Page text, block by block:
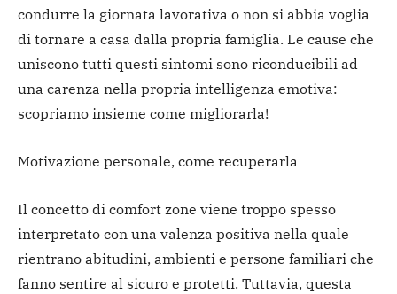
condurre la giornata lavorativa o non si abbia voglia
di tornare a casa dalla propria famiglia. Le cause che
uniscono tutti questi sintomi sono riconducibili ad
una carenza nella propria intelligenza emotiva:
scopriamo insieme come migliorarla!
Motivazione personale, come recuperarla
Il concetto di comfort zone viene troppo spesso
interpretato con una valenza positiva nella quale
rientrano abitudini, ambienti e persone familiari che
fanno sentire al sicuro e protetti. Tuttavia, questa